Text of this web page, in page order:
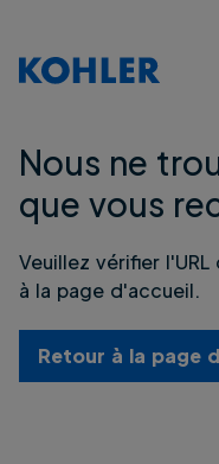
Nous ne
que vous
Veuillez vérifier
à la page d'accueil.
Retour à la page